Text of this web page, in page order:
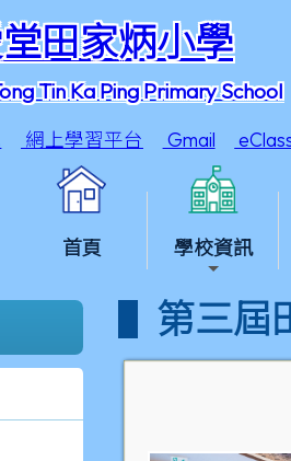
田家炳小學
Tin Ka Ping Primary School
網上學習平台 Gmail
首頁 學校資訊
第三屆